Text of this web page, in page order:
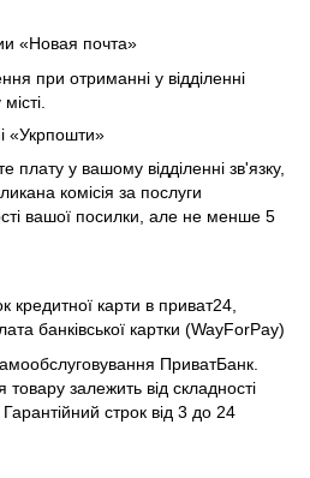
«Новая почта»
при отриманні у відділенні
«Укрпошти»
у вашому відділенні зв'язку,
комісія за послуги
вашої посилки, але не менше 5
кредитної карти в приват24,
банківської картки (WayForPay)
ПриватБанк.
товару залежить від складності
строк від 3 до 24